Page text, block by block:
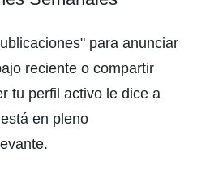
para anunciar
reciente o compartir
tu perfil activo le dice a
en pleno